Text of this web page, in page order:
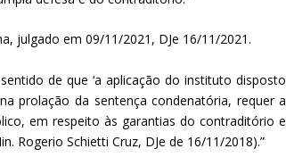
julgado em 09/11/2021, DJe 16/11/2021.
de que ‘a aplicação do instituto disposto
prolação da sentença condenatória, requer a
em respeito às garantias do contraditório e
Rogerio Schietti Cruz, DJe de 16/11/2018).”